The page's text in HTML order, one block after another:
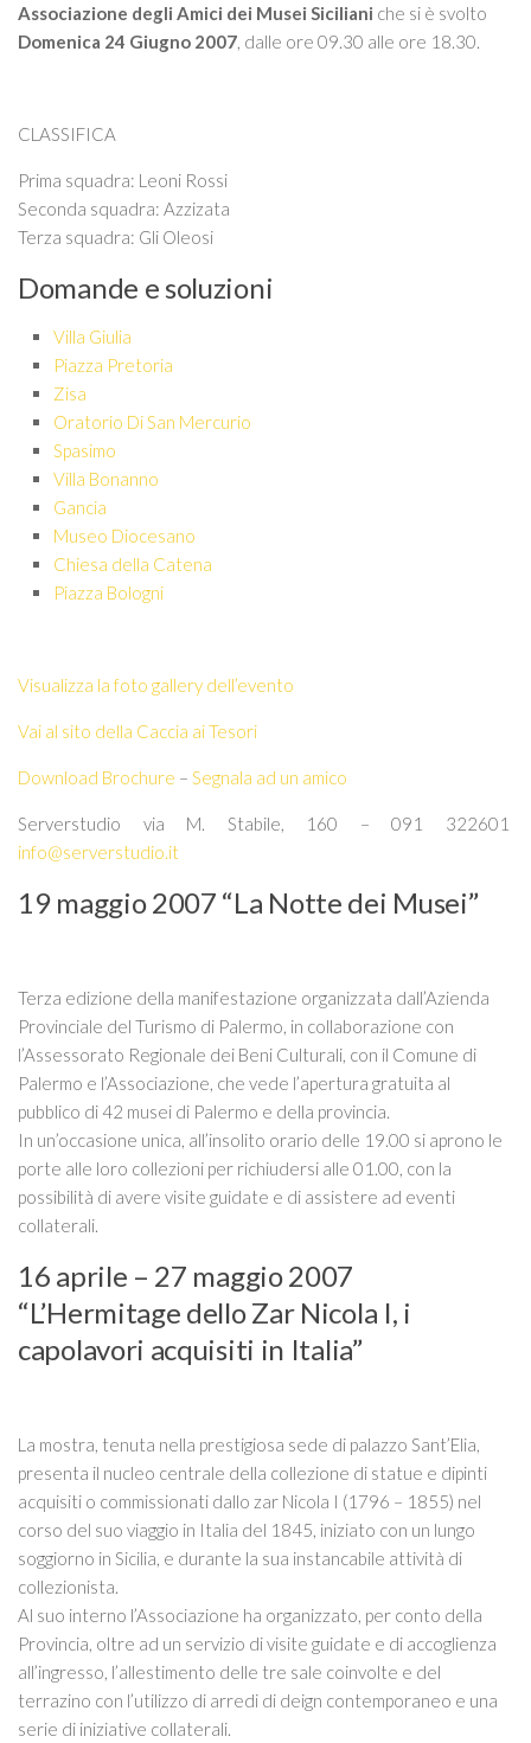
Associazione degli Amici dei Musei Siciliani che si è svolto
Domenica 24 Giugno 2007 , dalle ore 09.30 alle ore 18.30.
CLASSIFICA
Prima squadra: Leoni Rossi
Seconda squadra: Azzizata
Terza squadra: Gli Oleosi
Domande e soluzioni
Villa Giulia
Piazza Pretoria
Zisa
Oratorio Di San Mercurio
Spasimo
Villa Bonanno
Gancia
Museo Diocesano
Chiesa della Catena
Piazza Bologni
Visualizza la foto gallery dell’evento
Vai al sito della Caccia ai Tesori
Download Brochure – Segnala ad un amico
Serverstudio via M. Stabile, 160 – 091 322601
info@serverstudio.it
19 maggio 2007 “La Notte dei Musei”
Terza edizione della manifestazione organizzata dall’Azienda
Provinciale del Turismo di Palermo, in collaborazione con
l’Assessorato Regionale dei Beni Culturali, con il Comune di
Palermo e l’Associazione, che vede l’apertura gratuita al
pubblico di 42 musei di Palermo e della provincia.
In un’occasione unica, all’insolito orario delle 19.00 si aprono le
porte alle loro collezioni per richiudersi alle 01.00, con la
possibilità di avere visite guidate e di assistere ad eventi
collaterali.
16 aprile – 27 maggio 2007
“L’Hermitage dello Zar Nicola I, i
capolavori acquisiti in Italia”
La mostra, tenuta nella prestigiosa sede di palazzo Sant’Elia,
presenta il nucleo centrale della collezione di statue e dipinti
acquisiti o commissionati dallo zar Nicola I (1796 – 1855) nel
corso del suo viaggio in Italia del 1845, iniziato con un lungo
soggiorno in Sicilia, e durante la sua instancabile attività di
collezionista.
Al suo interno l’Associazione ha organizzato, per conto della
Provincia, oltre ad un servizio di visite guidate e di accoglienza
all’ingresso, l’allestimento delle tre sale coinvolte e del
terrazino con l’utilizzo di arredi di deign contemporaneo e una
serie di iniziative collaterali.